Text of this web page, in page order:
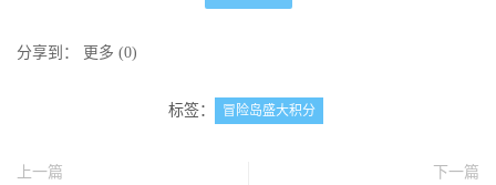
分享到： 更多 (0)
标签： 冒险岛盛大积分
上一篇
下一篇